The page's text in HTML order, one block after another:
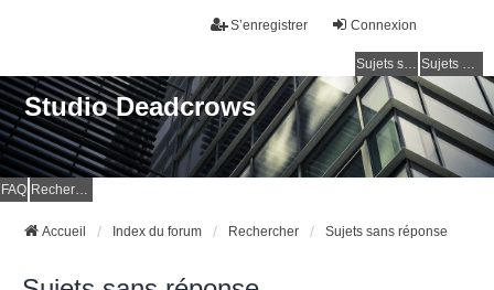
Connexion
S’enregistrer
Sujets sans réponse Sujets actifs
Studio Deadcrows
FAQ Rechercher
Accueil Index du forum Rechercher Sujets sans réponse